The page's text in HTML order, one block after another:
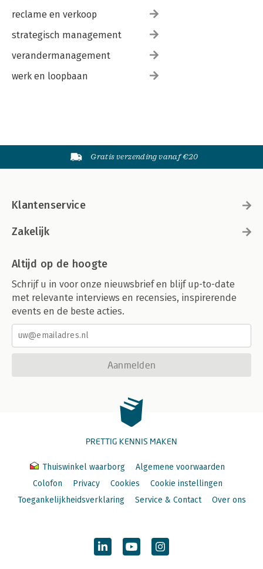
reclame en verkoop
strategisch management
verandermanagement
werk en loopbaan
Gratis verzending vanaf €20
Klantenservice
Zakelijk
Altijd op de hoogte
Schrijf u in voor onze nieuwsbrief en blijf up-to-date
met relevante interviews en recensies, inspirerende
events en de beste acties.
Aanmelden
PRETTIG KENNIS MAKEN
Thuiswinkel waarborg
Algemene voorwaarden
Colofon
Privacy Cookies
Cookie instellingen
Toegankelijkheidsverklaring
Service & Contact Over ons